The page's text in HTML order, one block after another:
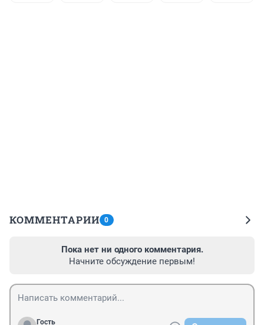
КОММЕНТАРИИ 0
Пока нет ни одного комментария.
Начните обсуждение первым!
Гость